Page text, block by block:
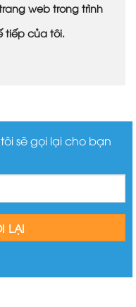
web trong trình
tiếp của tôi.
sẽ gọi lại cho bạn